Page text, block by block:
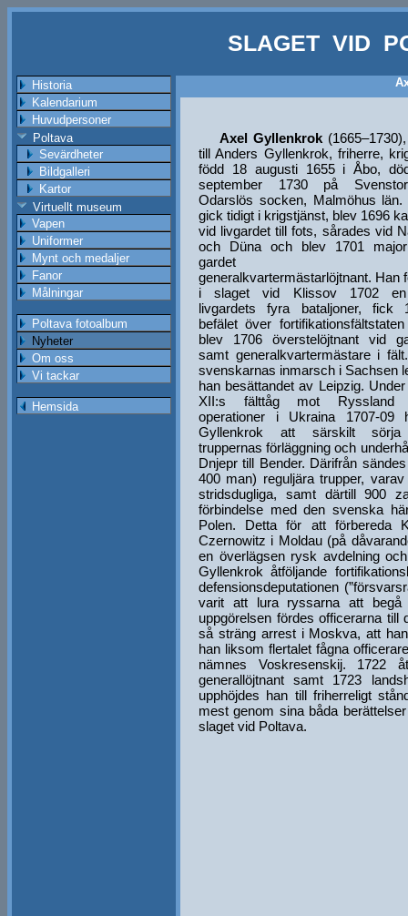
SLAGET VID
Historia
Kalendarium
Huvudpersoner
Poltava
Sevärdheter
Bildgalleri
Kartor
Virtuellt museum
Vapen
Uniformer
Mynt och medaljer
Fanor
Målningar
Poltava fotoalbum
Nyheter
Om oss
Vi tackar
Hemsida
Axel Gyllenkrok
till Anders Gyllenkrok, friherre,
född 18 augusti 1655 i Åbo,
september 1730 på
Odarslös socken, Malmöhus län.
gick tidigt i krigstjänst, blev 1696
vid livgardet till fots, sårades vid
och Düna och blev 1701
gardet
generalkvartermästarlöjtnant. Han
i slaget vid Klissov 1702
livgardets fyra bataljoner, fick
befälet över
blev 1706 överstelöjtnant vid
samt generalkvartermästare i
svenskarnas inmarsch i Sachsen
han besättandet av Leipzig.
XII:s fälttåg mot Ryssland
operationer i Ukraina 1707-09
Gyllenkrok att särskilt
truppernas förläggning och
Dnjepr till Bender. Därifrån
400 man) reguljära trupper,
stridsdugliga, samt därtill 900
förbindelse med den svenska
Polen. Detta för att förbereda
Czernowitz i Moldau (på
en överlägsen rysk avdelning
Gyllenkrok åtföljande
defensionsdeputationen
varit att lura ryssarna att begå
uppgörelsen fördes officerarna
så sträng arrest i Moskva, att
han liksom flertalet fågna
nämnes Voskresenskij. 1722
generallöjtnant samt 1723
upphöjdes han till friherreligt
mest genom sina båda
slaget vid Poltava.